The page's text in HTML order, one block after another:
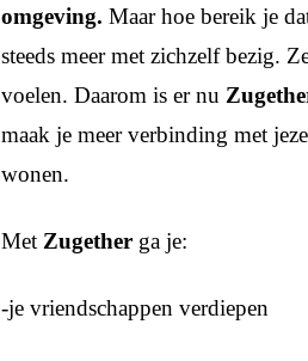
omgeving. Maar hoe bereik je
steeds meer met zichzelf bezig.
voelen. Daarom is er nu
maak je meer verbinding met
wonen.
MetZugether ga je:
-je vriendschappen verdiepen